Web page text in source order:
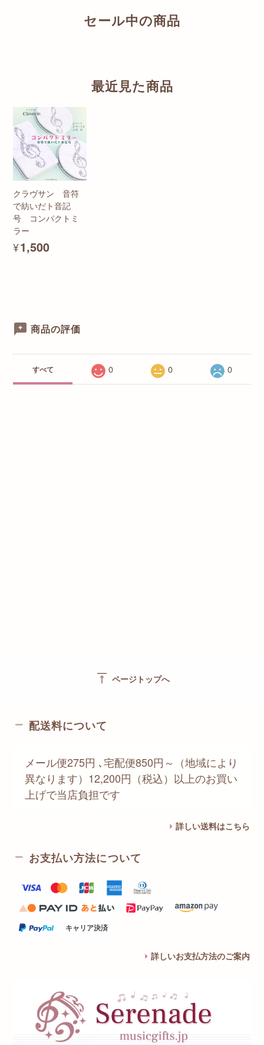
セール中の商品
最近見た商品
クラヴサン 音符
で紡いだト音記
号 コンパクトミ
ラー
¥1,500
商品の評価
すべて 0 0 0
vertical_align_top ページトップへ
配送料について
メール便275円 ､宅配便850円～（地域により
異なります）12,200円（税込）以上のお買い
上げで当店負担です
詳しい送料はこちら
お支払い方法について
キャリア決済
詳しいお支払方法のご案内